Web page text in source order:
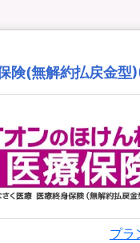
険(無解約払戻金型
プラ